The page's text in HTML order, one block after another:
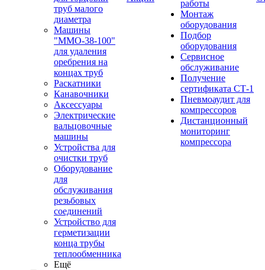
труб малого
диаметра
Машины
"ММО-38-100"
для удаления
оребрения на
концах труб
Раскатники
Канавочники
Аксессуары
Электрические
вальцовочные
машины
Устройства для
очистки труб
Оборудование
для
обслуживания
резьбовых
соединений
Устройство для
герметизации
конца трубы
теплообменника
Ещё
работы
Монтаж
оборудования
Подбор
оборудования
Сервисное
обслуживание
Получение
сертификата СТ-1
Пневмоаудит для
компрессоров
Дистанционный
мониторинг
компрессора